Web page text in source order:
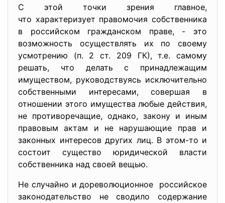
С этой точки зрения главное,
что характеризует правомочия собственника
в российском гражданском праве, - это
возможность осуществлять их по своему
усмотрению (п. 2 ст. 209 ГК), т.е. самому
решать, что делать с принадлежащим
имуществом, руководствуясь исключительно
собственными интересами, совершая в
отношении этого имущества любые действия,
не противоречащие, однако, закону и иным
правовым актам и не нарушающие прав и
законных интересов других лиц. В этом-то и
состоит существо юридической власти
собственника над своей вещью.
Не случайно и дореволюционное российское
законодательство не сводило содержание